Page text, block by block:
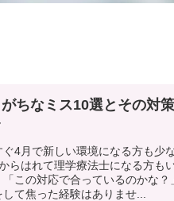
ちなミス10選とその対
4月で新しい環境になる方も少
らはれて理学療法士になる方も
この対応で合っているのかな？
て焦った経験はありませ...